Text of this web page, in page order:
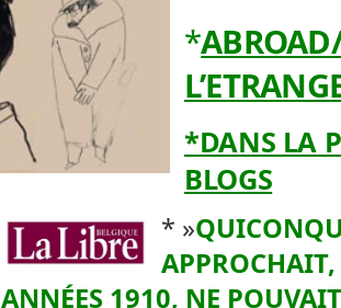
*
*DANS LA
BLOGS
* »
ANNÉES 1910, NE POUVAIT